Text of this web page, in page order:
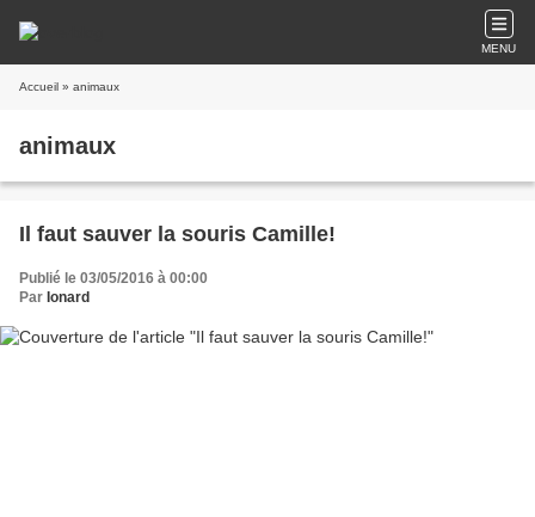
MENU
Accueil » animaux
animaux
Il faut sauver la souris Camille!
Publié le 03/05/2016 à 00:00
Par Ionard